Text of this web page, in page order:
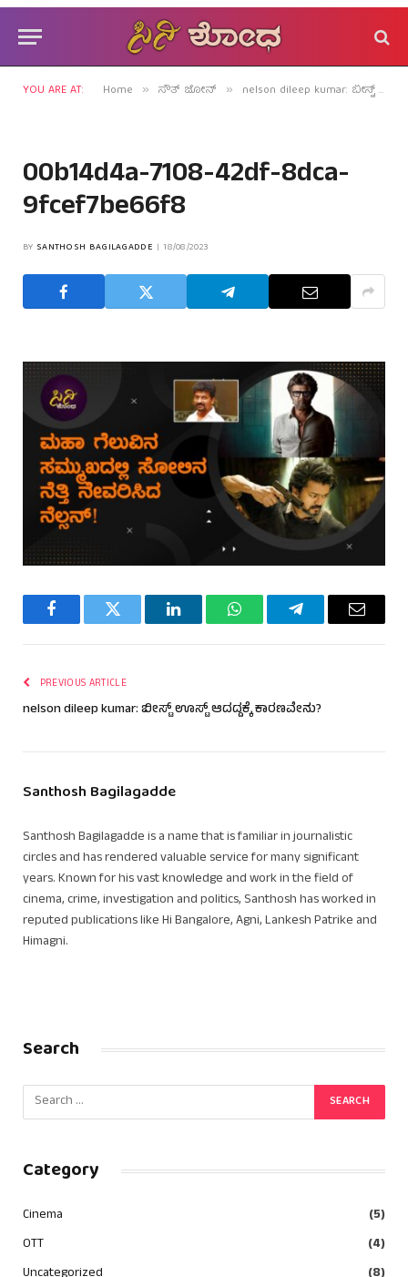
YOU ARE AT: Home » ಸೌತ್ ಜೋನ್ » nelson dileep kumar: ಬೀಸ್ಟ್ ಊಸ್ಟ್ ಆದದ್ದಕ್ಕೆ ಕಾರಣವೇನು?
00b14d4a-7108-42df-8dca-
9fcef7be66f8
BY SANTHOSH BAGILAGADDE 18/08/2023
FacebookTwitter LinkedInWhatsAppTelegramEmail
PREVIOUS ARTICLE
nelson dileep kumar: ಬೀಸ್ಟ್ ಊಸ್ಟ್ ಆದದ್ದಕ್ಕೆ ಕಾರಣವೇನು?
Santhosh Bagilagadde
Santhosh Bagilagadde is a name that is familiar in journalistic
circles and has rendered valuable service for many significant
years. Known for his vast knowledge and work in the field of
cinema, crime, investigation and politics, Santhosh has worked in
reputed publications like Hi Bangalore, Agni, Lankesh Patrike and
Himagni.
Search
Category
Cinema
(5)
OTT
(4)